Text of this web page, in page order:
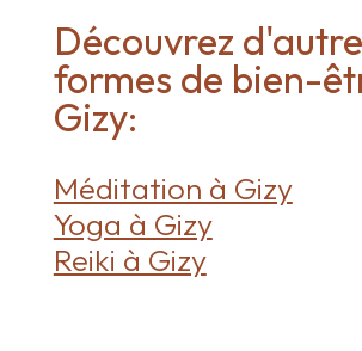
Découvrez
formes de bien-
Gizy:
Méditation à Gizy
Yoga à Gizy
Reiki à Gizy